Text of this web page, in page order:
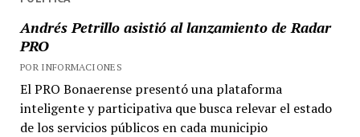
Andrés Petrillo asistió al lanzamiento de Radar
PRO
POR INFORMACIONES
El PRO Bonaerense presentó una plataforma
inteligente y participativa que busca relevar el estado
de los servicios públicos en cada municipio